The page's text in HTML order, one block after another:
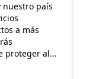
nuestro país
a más
proteger al